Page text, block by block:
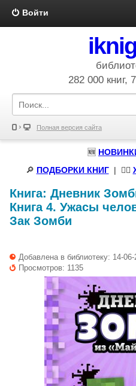
Войти
282 000 книг,
Полная версия сайта
🆕
🔎 ПОДБОРКИ КНИГ| 🧝‍♀️
Книга: Дневник
Книга 4. Ужасы
Зак Зомби
Добавлена в библиотеку: 14-
Просмотров: 1135